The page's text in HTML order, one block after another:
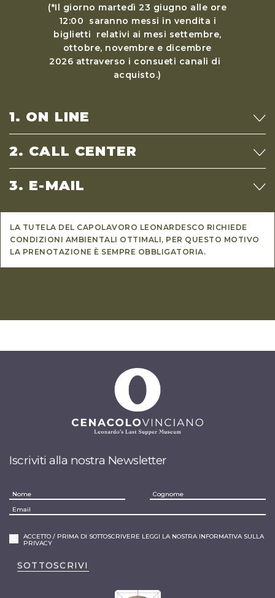
(*Il giorno martedì 23 giugno alle ore
12:00 saranno messi in vendita i
biglietti relativi ai mesi settembre,
ottobre, novembre e dicembre
2026 attraverso i consueti canali di
acquisto.)
1. ON LINE
2. CALL CENTER
3. E-MAIL
LA TUTELA DEL CAPOLAVORO LEONARDESCO RICHIEDE
CONDIZIONI AMBIENTALI OTTIMALI, PER QUESTO MOTIVO
LA PRENOTAZIONE È SEMPRE OBBLIGATORIA.
Iscriviti alla nostra Newsletter
ACCETTO / PRIMA DI SOTTOSCRIVERE LEGGI LA NOSTRA INFORMATIVA SULLA
PRIVACY
SOTTOSCRIVI